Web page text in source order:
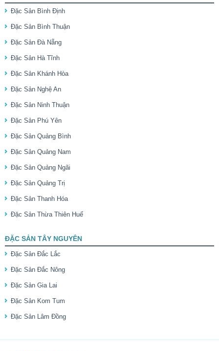
Đặc Sản Bình Định
Đặc Sản Bình Thuận
Đặc Sản Đà Nẵng
Đặc Sản Hà Tĩnh
Đặc Sản Khánh Hòa
Đặc Sản Nghệ An
Đặc Sản Ninh Thuận
Đặc Sản Phú Yên
Đặc Sản Quảng Bình
Đặc Sản Quảng Nam
Đặc Sản Quảng Ngãi
Đặc Sản Quảng Trị
Đặc Sản Thanh Hóa
Đặc Sản Thừa Thiên Huế
ĐẶC SẢN TÂY NGUYÊN
Đặc Sản Đắc Lắc
Đặc Sản Đắc Nông
Đặc Sản Gia Lai
Đặc Sản Kom Tum
Đặc Sản Lâm Đồng